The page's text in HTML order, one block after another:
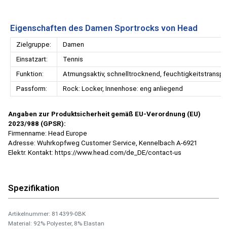
Eigenschaften des Damen Sportrocks von Head
Zielgruppe:
Damen
Einsatzart:
Tennis
Funktion:
Atmungsaktiv, schnelltrocknend,
Passform:
Rock: Locker, Innenhose: eng anliegend
Angaben zur Produktsicherheit gemäß EU-Verordnung (EU)
2023/988 (GPSR):
Firmenname: Head Europe
Adresse: Wuhrkopfweg Customer Service, Kennelbach A-6921
Elektr. Kontakt: https://www.head.com/de_DE/contact-us
Spezifikation
Artikelnummer: 814399-0BK
Material: 92% Polyester, 8% Elastan